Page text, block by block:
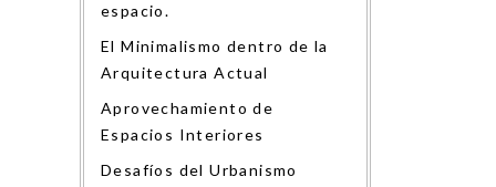
espacio.
El Minimalismo dentro de la
Arquitectura Actual
Aprovechamiento de
Espacios Interiores
Desafíos del Urbanismo